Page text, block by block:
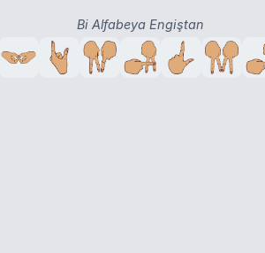
Bi Alfabeya Engiştan